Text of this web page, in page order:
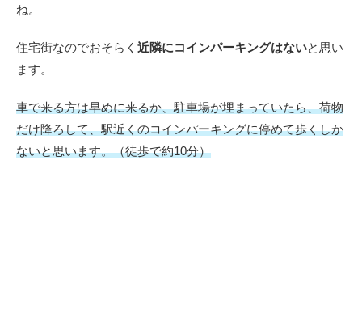
ね。
住宅街なのでおそらく 近隣にコインパーキングはないと思い
ます。
車で来る方は早めに来るか、駐車場が埋まっていたら、荷物
だけ降ろして、駅近くのコインパーキングに停めて歩くしか
ないと思います。（徒歩で約10分）